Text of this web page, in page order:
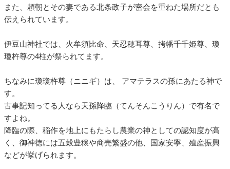
また、頼朝とその妻である北条政子が密会を重ねた場所だとも
伝えられています。
伊豆山神社では、火牟須比命、天忍穂耳尊、拷幡千千姫尊、瓊
瓊杵尊の4柱が祭られてます。
ちなみに瓊瓊杵尊（ニニギ）は、 アマテラスの孫にあたる神で
す。
古事記知ってる人なら天孫降臨（てんそんこうりん）で有名で
すよね。
降臨の際、稲作を地上にもたらし農業の神としての認知度が高
く、御神徳には五穀豊穣や商売繁盛の他、国家安寧、殖産振興
などが挙げられます。